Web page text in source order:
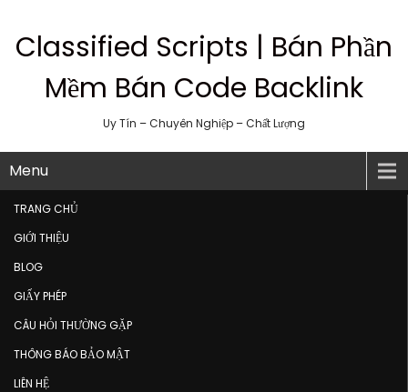
Classified Scripts | Bán Phần
Mềm Bán Code Backlink
Uy Tín – Chuyên Nghiệp – Chất Lượng
Menu
TRANG CHỦ
GIỚI THIỆU
BLOG
GIẤY PHÉP
CÂU HỎI THƯỜNG GẶP
THÔNG BÁO BẢO MẬT
LIÊN HỆ